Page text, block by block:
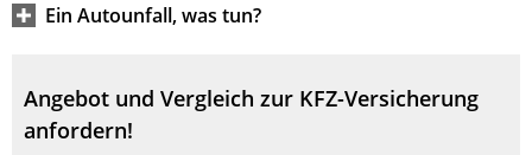
Ein Autounfall, was tun?
Angebot und Vergleich zur KFZ-Versicherung
anfordern!